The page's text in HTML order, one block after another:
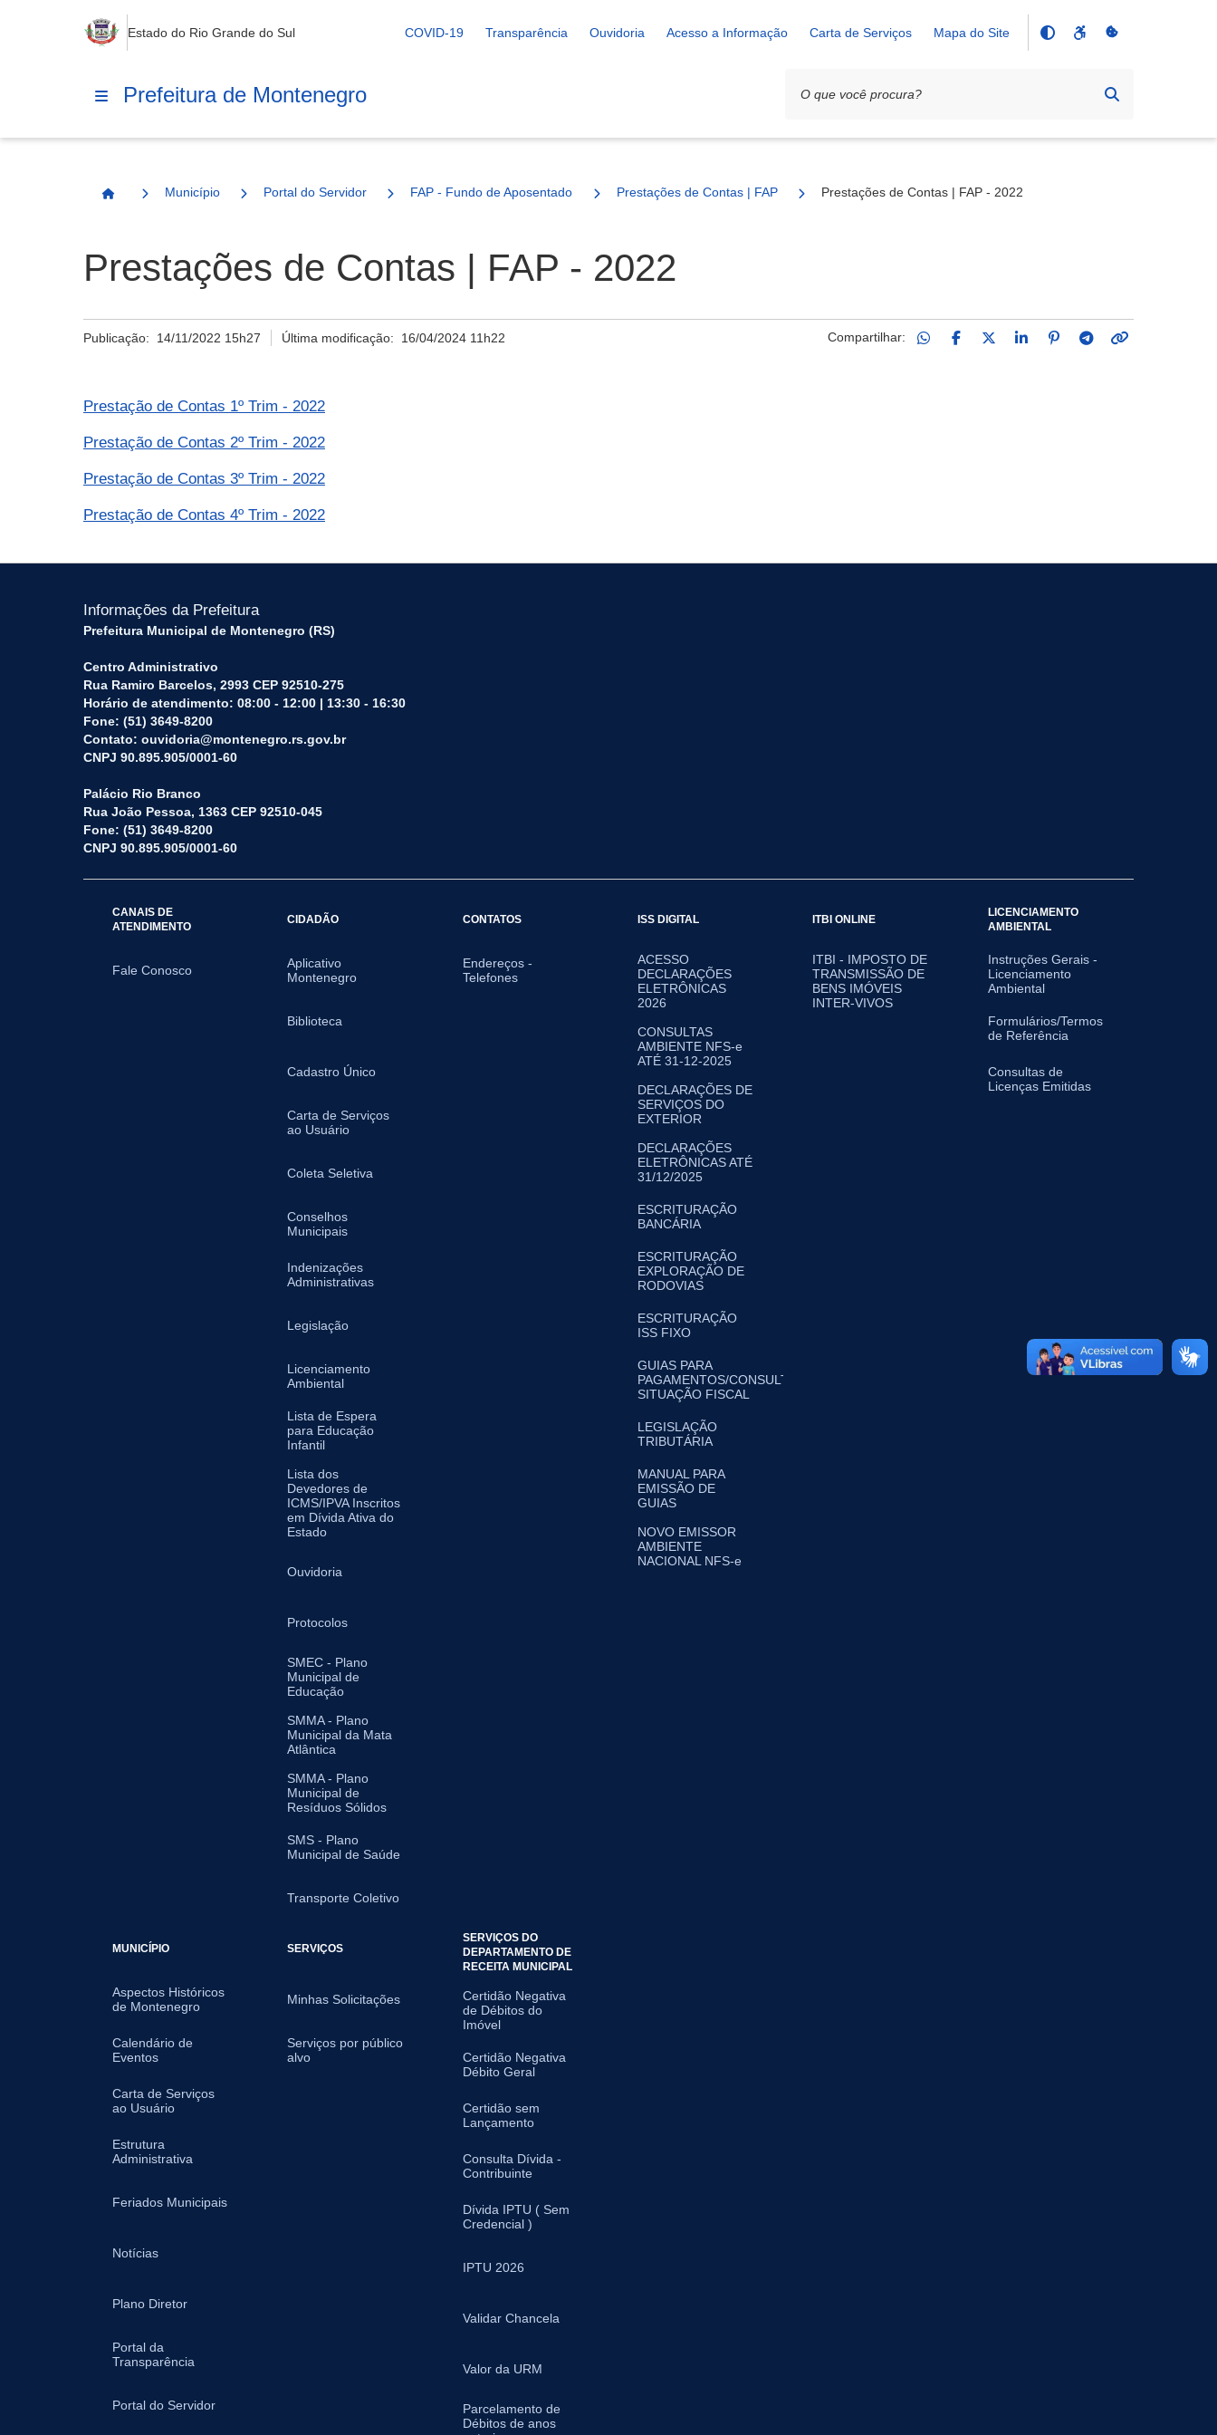
Estado do Rio Grande do Sul COVID-19 Transparência Ouvidoria Acesso a Informação Carta de Serviços Mapa do Site
Prefeitura de Montenegro
Página Inicial
Município Portal do Servidor FAP - Fundo de Aposentadoria e PensãoPrestações de Contas | FAP Prestações de Contas | FAP - 2022
Prestações de Contas | FAP - 2022
Publicação: 14/11/2022 15h27 Última modificação: 16/04/2024 11h22 Compartilhar:
Prestação de Contas 1º Trim - 2022
Prestação de Contas 2º Trim - 2022
Prestação de Contas 3º Trim - 2022
Prestação de Contas 4º Trim - 2022
Informações da Prefeitura
Prefeitura Municipal de Montenegro (RS)
Centro Administrativo
Rua Ramiro Barcelos, 2993 CEP 92510-275
Horário de atendimento: 08:00 - 12:00 | 13:30 - 16:30
Fone: (51) 3649-8200
Contato: ouvidoria@montenegro.rs.gov.br
CNPJ 90.895.905/0001-60
Palácio Rio Branco
Rua João Pessoa, 1363 CEP 92510-045
Fone: (51) 3649-8200
CNPJ 90.895.905/0001-60
CANAIS DE
ATENDIMENTO
Fale Conosco
CIDADÃO
Aplicativo
Montenegro
Biblioteca
Cadastro Único
Carta de Serviços
ao Usuário
Coleta Seletiva
Conselhos
Municipais
Indenizações
Administrativas
Legislação
Licenciamento
Ambiental
Lista de Espera
para Educação
Infantil
Lista dos
Devedores de
ICMS/IPVA Inscritos
em Dívida Ativa do
Estado
Ouvidoria
Protocolos
SMEC - Plano
Municipal de
Educação
SMMA - Plano
Municipal da Mata
Atlântica
SMMA - Plano
Municipal de
Resíduos Sólidos
SMS - Plano
Municipal de Saúde
Transporte Coletivo
CONTATOS
Endereços -
Telefones
ISS DIGITAL
ACESSO
DECLARAÇÕES
ELETRÔNICAS
2026
CONSULTAS
AMBIENTE NFS-e
ATÉ 31-12-2025
DECLARAÇÕES DE
SERVIÇOS DO
EXTERIOR
DECLARAÇÕES
ELETRÔNICAS ATÉ
31/12/2025
ESCRITURAÇÃO
BANCÁRIA
ESCRITURAÇÃO
EXPLORAÇÃO DE
RODOVIAS
ESCRITURAÇÃO
ISS FIXO
GUIAS PARA
PAGAMENTOS/CONSULTA
SITUAÇÃO FISCAL
LEGISLAÇÃO
TRIBUTÁRIA
MANUAL PARA
EMISSÃO DE
GUIAS
NOVO EMISSOR
AMBIENTE
NACIONAL NFS-e
ITBI ONLINE
ITBI - IMPOSTO DE
TRANSMISSÃO DE
BENS IMÓVEIS
INTER-VIVOS
LICENCIAMENTO
AMBIENTAL
Instruções Gerais -
Licenciamento
Ambiental
Formulários/Termos
de Referência
Consultas de
Licenças Emitidas
MUNICÍPIO
Aspectos Históricos
de Montenegro
Calendário de
Eventos
Carta de Serviços
ao Usuário
Estrutura
Administrativa
Feriados Municipais
Notícias
Plano Diretor
Portal da
Transparência
Portal do Servidor
SERVIÇOS
Minhas Solicitações
Serviços por público
alvo
SERVIÇOS DO
DEPARTAMENTO DE
RECEITA MUNICIPAL
Certidão Negativa
de Débitos do
Imóvel
Certidão Negativa
Débito Geral
Certidão sem
Lançamento
Consulta Dívida -
Contribuinte
Dívida IPTU ( Sem
Credencial )
IPTU 2026
Validar Chancela
Valor da URM
Parcelamento de
Débitos de anos